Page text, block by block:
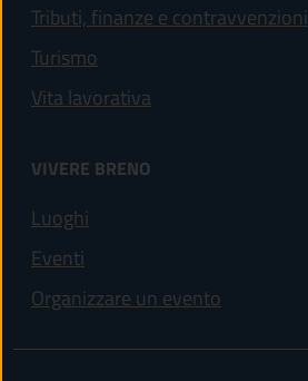
Tributi, finanze e contravvenzioni
Turismo
Vita lavorativa
VIVERE BRENO
Luoghi
Eventi
Organizzare un evento